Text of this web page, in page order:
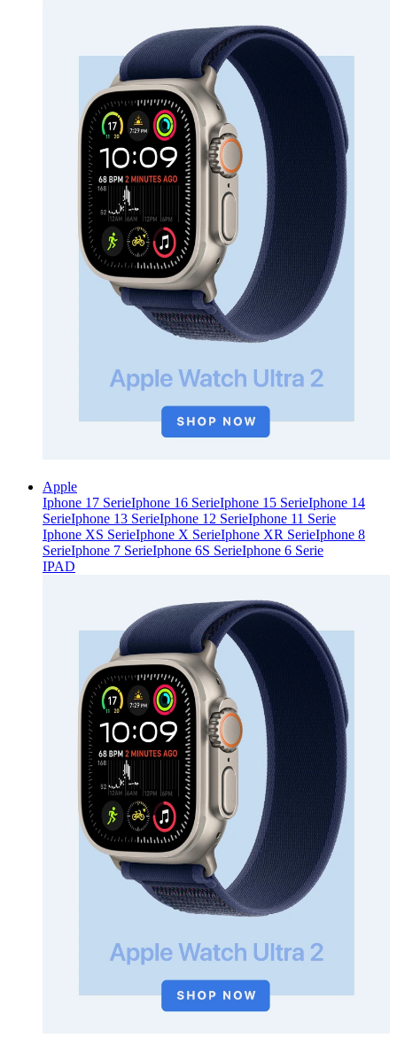
Apple
Iphone 17 SerieIphone 16 SerieIphone 15 SerieIphone 14
SerieIphone 13 SerieIphone 12 SerieIphone 11 Serie
Iphone XS SerieIphone X SerieIphone XR SerieIphone 8
SerieIphone 7 SerieIphone 6S SerieIphone 6 Serie
IPAD